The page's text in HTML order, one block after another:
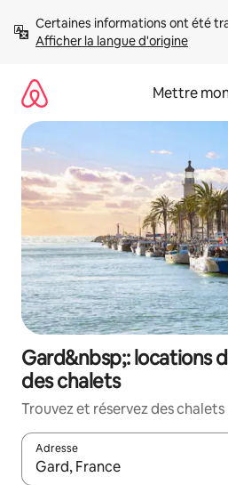
directement
Afficher la langue d'origine
Mettre
Gard&nbsp;: locations
des chalets
Trouvez et réservez des
Adresse
Lorsque les résultats s'affichent,